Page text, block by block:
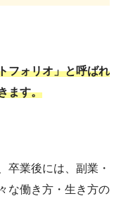
フォリオ」と呼ばれ
ます。
卒業後には、副業・
な働き方・生き方の